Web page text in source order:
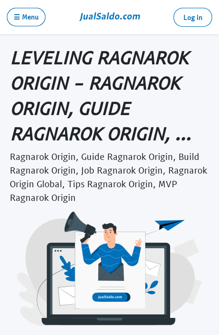
☰ Menu Log in
LEVELING RAGNAROK
ORIGIN - RAGNAROK
ORIGIN, GUIDE
RAGNAROK ORIGIN, ...
Ragnarok Origin, Guide Ragnarok Origin, Build
Ragnarok Origin, Job Ragnarok Origin, Ragnarok
Origin Global, Tips Ragnarok Origin, MVP
Ragnarok Origin